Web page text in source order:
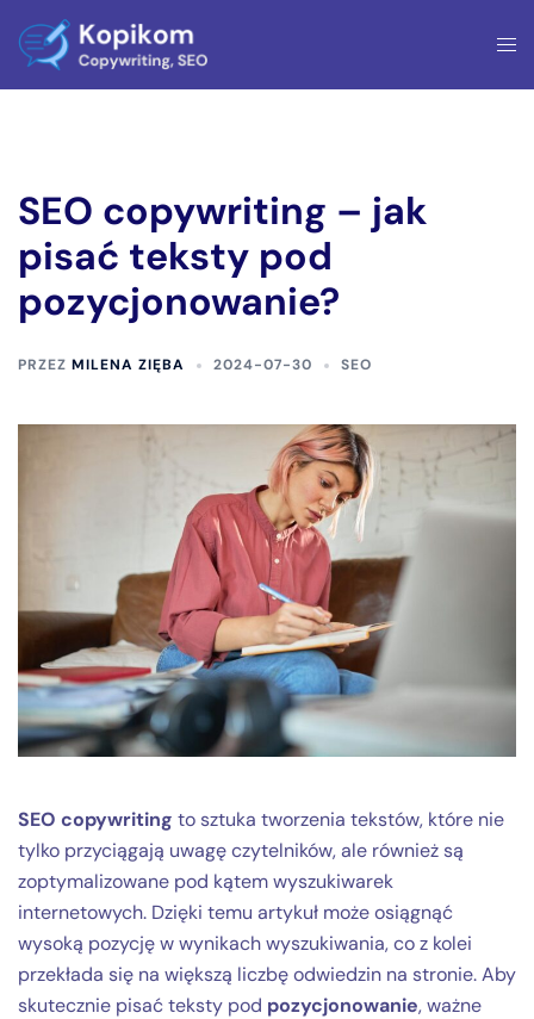
do
SEO copywriting – jak
pisać teksty pod
pozycjonowanie?
PRZEZ MILENA ZIĘBA 2024-07-30 SEO
SEO copywriting to sztuka tworzenia tekstów, które nie
tylko przyciągają uwagę czytelników, ale również są
zoptymalizowane pod kątem wyszukiwarek
internetowych. Dzięki temu artykuł może osiągnąć
wysoką pozycję w wynikach wyszukiwania, co z kolei
przekłada się na większą liczbę odwiedzin na stronie. Aby
skutecznie pisać teksty pod pozycjonowanie, ważne